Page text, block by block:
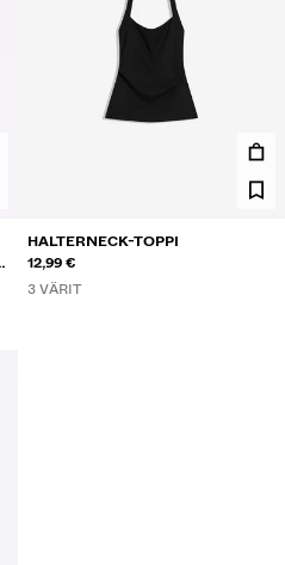
HALTERNECK-TOPPI
12,99 €
3 VÄRIT